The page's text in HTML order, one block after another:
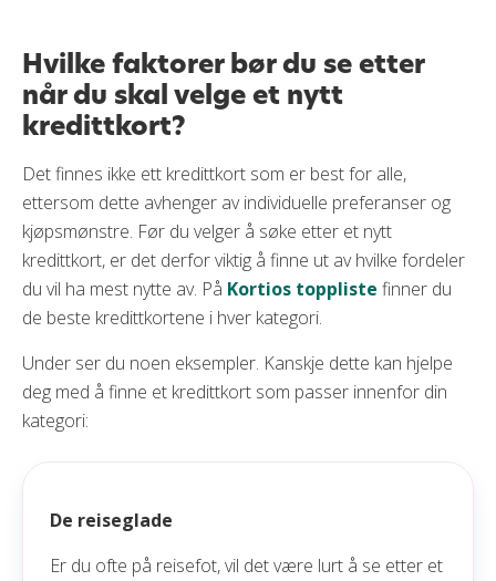
Hvilke faktorer bør du se etter
når du skal velge et nytt
kredittkort?
Det finnes ikke ett kredittkort som er best for alle,
ettersom dette avhenger av individuelle preferanser og
kjøpsmønstre. Før du velger å søke etter et nytt
kredittkort, er det derfor viktig å finne ut av hvilke fordeler
du vil ha mest nytte av. På Kortios toppliste finner du
de beste kredittkortene i hver kategori.
Under ser du noen eksempler. Kanskje dette kan hjelpe
deg med å finne et kredittkort som passer innenfor din
kategori:
De reiseglade
Er du ofte på reisefot, vil det være lurt å se etter et